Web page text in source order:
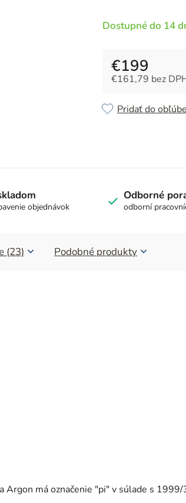
hviezdičiek.
Dostupné do 14
€199
€161,79 bez
Pridať do
objednávok
Odborné
odborní
(23) Podobné produkty
má označenie "pi" v súlade s